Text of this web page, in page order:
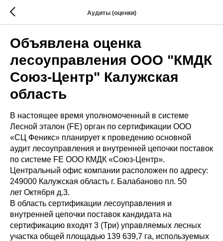
Аудиты (оценки)
Объявлена оценка
лесоуправления ООО "КМДК
Союз-Центр" Калужская
область
В настоящее время уполномоченный в системе
Лесной эталон (FE) орган по сертификации ООО
«СЦ Феникс» планирует к проведению основной
аудит лесоуправления и внутренней цепочки поставок
по системе FE ООО КМДК «Союз-Центр».
Центральный офис компании расположен по адресу:
249000 Калужская область г. Балабаново пл. 50
лет Октября д.3.
В область сертификации лесоуправления и
внутренней цепочки поставок кандидата на
сертификацию входят 3 (Три) управляемых лесных
участка общей площадью 139 639,7 га, используемых